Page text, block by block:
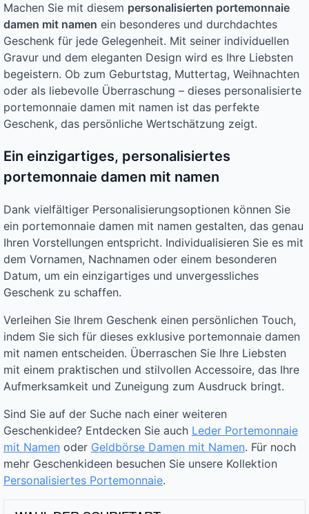
Machen Sie mit diesem personalisierten portemonnaie
damen mit namen ein besonderes und durchdachtes
Geschenk für jede Gelegenheit. Mit seiner individuellen
Gravur und dem eleganten Design wird es Ihre Liebsten
begeistern. Ob zum Geburtstag, Muttertag, Weihnachten
oder als liebevolle Überraschung – dieses personalisierte
portemonnaie damen mit namen ist das perfekte
Geschenk, das persönliche Wertschätzung zeigt.
Ein einzigartiges, personalisiertes
portemonnaie damen mit namen
Dank vielfältiger Personalisierungsoptionen können Sie
ein portemonnaie damen mit namen gestalten, das genau
Ihren Vorstellungen entspricht. Individualisieren Sie es mit
dem Vornamen, Nachnamen oder einem besonderen
Datum, um ein einzigartiges und unvergessliches
Geschenk zu schaffen.
Verleihen Sie Ihrem Geschenk einen persönlichen Touch,
indem Sie sich für dieses exklusive portemonnaie damen
mit namen entscheiden. Überraschen Sie Ihre Liebsten
mit einem praktischen und stilvollen Accessoire, das Ihre
Aufmerksamkeit und Zuneigung zum Ausdruck bringt.
Sind Sie auf der Suche nach einer weiteren
Geschenkidee? Entdecken Sie auch Leder Portemonnaie
mit Namen oder Geldbörse Damen mit Namen. Für noch
mehr Geschenkideen besuchen Sie unsere Kollektion
Personalisiertes Portemonnaie.